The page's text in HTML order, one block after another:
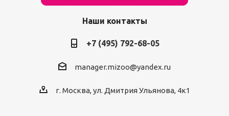
Наши контакты
+7 (495) 792-68-05
manager.mizoo@yandex.ru
г. Москва, ул. Дмитрия Ульянова, 4к1